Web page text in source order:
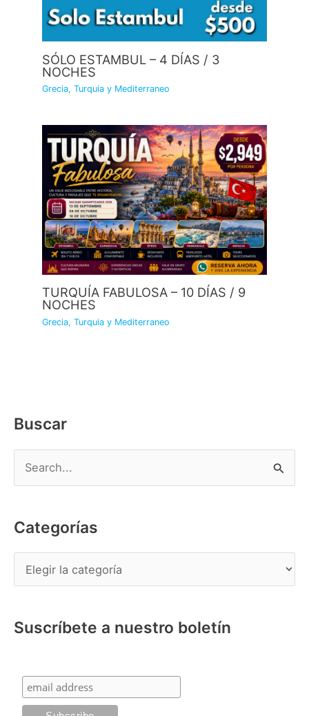
SÓLO ESTAMBUL – 4 DÍAS / 3
NOCHES
Grecia, Turquia y Mediterraneo
TURQUÍA FABULOSA – 10 DÍAS / 9
NOCHES
Grecia, Turquia y Mediterraneo
Buscar
c
r
Categorías
a
e
Suscríbete a nuestro boletín